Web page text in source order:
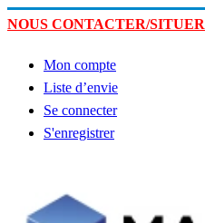
NOUS CONTACTER/SITUER
Mon compte
Liste d’envie
Se connecter
S'enregistrer